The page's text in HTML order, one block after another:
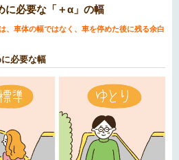
に必要な「＋α」の幅
、車体の幅ではなく、車を停めた後に残る余白
必要な幅